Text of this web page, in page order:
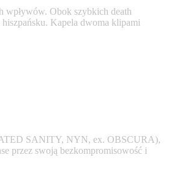
wpływów. Obok szybkich death
Kapela dwoma klipami
SANITY, NYN, ex. OBSCURA),
przez swoją bezkompromisowość i